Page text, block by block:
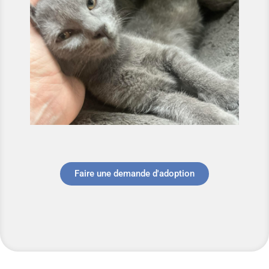
Faire une demande d'adoption